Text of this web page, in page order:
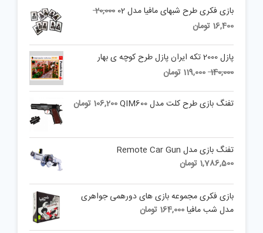
بازی فکری طرح شبهای مافیا مدل 02 20,000
Original
16,400 تومان
is:
16,400 تومان.
پازل 2000 تکه ایران پازل طرح کوچه ی بهار
140,000
Original
was:
140,000 تومان.
119,000 تومان
119,000 تومان.
تفنگ بازی طرح کلت مدل QIM600 106,200 تومان
تفنگ بازی مدل Remote Car Gun
1,786,500 تومان
بازی فکری مجموعه بازی های دورهمی جواهری
مدل شب مافیا164,000 تومان